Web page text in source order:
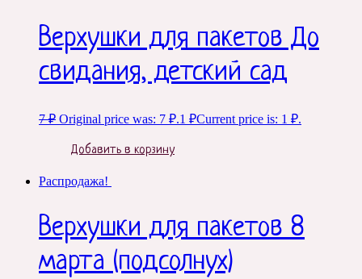
Верхушки для пакетов До
свидания, детский сад
7₽ Original price was: 7 ₽.1 ₽Current price is: 1 ₽.
Добавить в корзину
Распродажа!
Верхушки для пакетов 8
марта (подсолнух)